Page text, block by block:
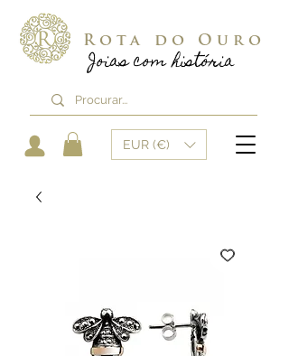
Joias com história
Rota do Ouro
EUR (€)